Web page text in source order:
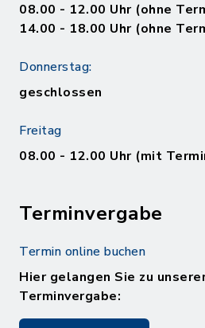
08.00 - 12.00 Uhr (ohne
14.00 - 18.00 Uhr (ohne
Donnerstag:
geschlossen
Freitag
08.00 - 12.00 Uhr (mit
Terminvergabe
Termin online buchen
Hier gelangen Sie zu
Terminvergabe: